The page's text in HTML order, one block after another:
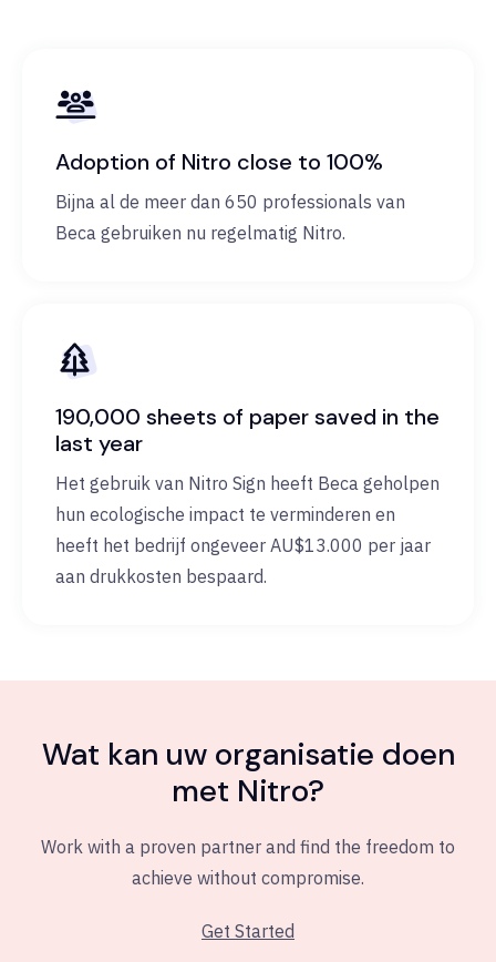
Adoption of Nitro close to 100%
Bijna al de meer dan 650 professionals van
Beca gebruiken nu regelmatig Nitro.
190,000 sheets of paper saved in the
last year
Het gebruik van Nitro Sign heeft Beca geholpen
hun ecologische impact te verminderen en
heeft het bedrijf ongeveer AU$13.000 per jaar
aan drukkosten bespaard.
Wat kan uw organisatie doen
met Nitro?
Work with a proven partner and find the freedom to
achieve without compromise.
Get Started